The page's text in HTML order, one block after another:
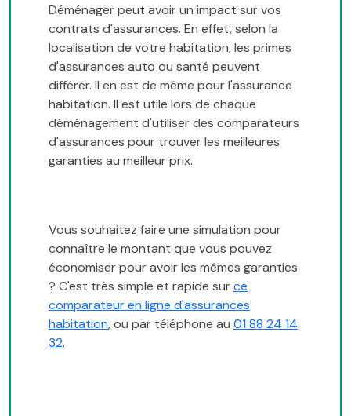
Déménager peut avoir un impact sur vos
contrats d'assurances. En effet, selon la
localisation de votre habitation, les primes
d'assurances auto ou santé peuvent
différer. Il en est de même pour l'assurance
habitation. Il est utile lors de chaque
déménagement d'utiliser des comparateurs
d'assurances pour trouver les meilleures
garanties au meilleur prix.
Vous souhaitez faire une simulation pour
connaître le montant que vous pouvez
économiser pour avoir les mêmes garanties
? C'est très simple et rapide surce
comparateur en ligne d'assurances
habitation, ou par téléphone au 01 88 24 14
32.